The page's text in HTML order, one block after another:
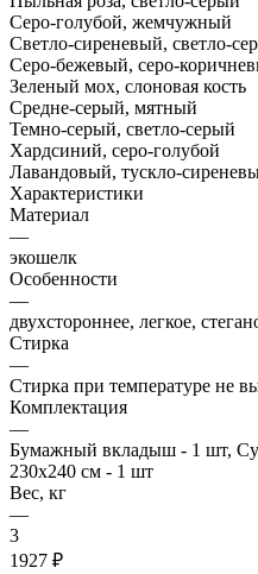
Серо-голубой, жемчужный
Светло-сиреневый, светло-
Серо-бежевый, серо-
Зеленый мох, слоновая кость
Средне-серый, мятный
Темно-серый, светло-серый
Хардсиний, серо-голубой
Лавандовый, тускло-
Характеристики
Материал
—
экошелк
Особенности
—
двухстороннее, легкое,
Стирка
—
Стирка при температуре не
Комплектация
—
Бумажный вкладыш - 1 шт,
230х240 см - 1 шт
Вес, кг
—
3
1927 ₽